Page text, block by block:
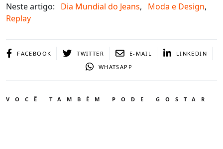
Neste artigo: Dia Mundial do Jeans, Moda e Design,
Replay
FACEBOOK TWITTER E-MAIL
LINKEDIN
WHATSAPP
VOCÊ TAMBÉM PODE GOSTAR